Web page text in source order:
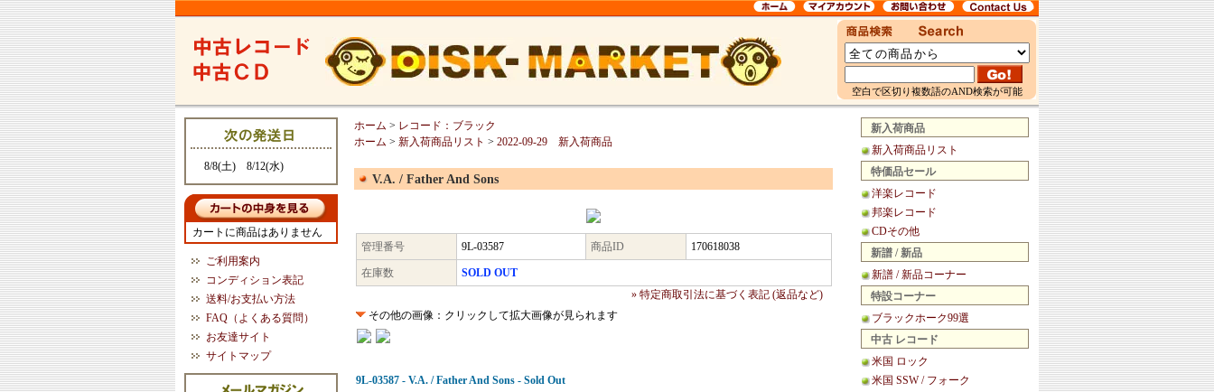
空白で区切り複数語のAND検索が可能
8/8(土) 8/12(水)
カートに商品はありません
ご利用案内
コンディション表記
送料/お支払い方法
FAQ（よくある質問）
お友達サイト
サイトマップ
新入荷商品
新入荷商品リスト
特価品セール
洋楽レコード
邦楽レコード
CDその他
新譜 / 新品
新譜 / 新品コーナー
特設コーナー
ブラックホーク99選
中古 レコード
米国 ロック
米国 SSW / フォーク
ホーム > レコード：ブラック
ホーム > 新入荷商品リスト > 2022-09-29 新入荷商品
V.A. / Father And Sons
管理番号 9L-03587 商品ID 170618038
在庫数
SOLD OUT
» 特定商取引法に基づく表記 (返品など)
その他の画像：クリックして拡大画像が見られます
9L-03587 - V.A. / Father And Sons - Sold Out